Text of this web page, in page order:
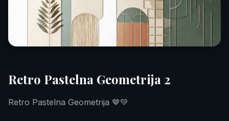
Retro Pastelna Geometrija 2
Retro Pastelna Geometrija 🤎💚